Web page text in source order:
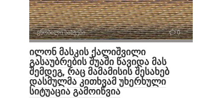
ცნობილი სახეები 0
ილონ მასკის ქალიშვილი
გასაუბრების შუაში წავიდა მას
შემდეგ, რაც მამამისის შესახებ
დასმულმა კითხვამ უხერხული
სიტუაცია გამოიწვია